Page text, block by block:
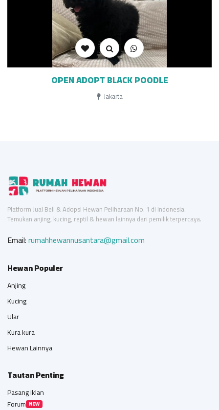
OPEN ADOPT BLACK POODLE
Jakarta
Platform Jual Beli & Adopsi Hewan Peliharaan No. 1 di Indonesia.
Temukan anjing, kucing, reptil & hewan lainnya dari pemilik terpercaya.
Email:rumahhewannusantara@gmail.com
Hewan Populer
Anjing
Kucing
Ular
Kura kura
Hewan Lainnya
Tautan Penting
Pasang Iklan
Forum NEW